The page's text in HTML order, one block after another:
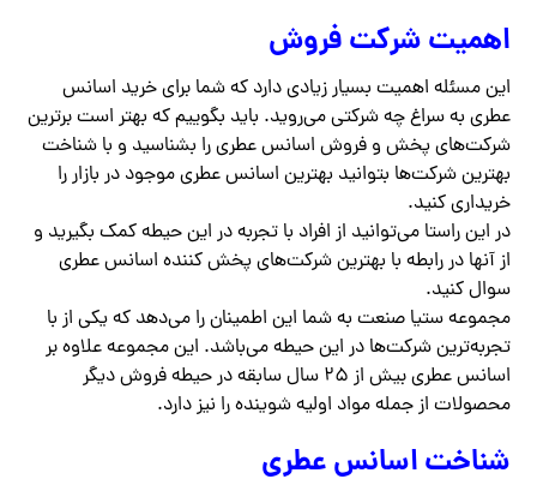
اهمیت شرکت فروش
این مسئله اهمیت بسیار زیادی دارد که شما برای خرید اسانس
عطری به سراغ چه شرکتی می‌روید. باید بگوییم که بهتر است برترین
شرکت‌های پخش و فروش اسانس عطری را بشناسید و با شناخت
بهترین شرکت‌ها بتوانید بهترین اسانس عطری موجود در بازار را
خریداری کنید.
در این راستا می‌توانید از افراد با تجربه در این حیطه کمک بگیرید و
از آنها در رابطه با بهترین شرکت‌های پخش کننده اسانس عطری
سوال کنید.
مجموعه ستیا صنعت به شما این اطمینان را می‌دهد که یکی از با
تجربه‌ترین شرکت‌ها در این حیطه می‌باشد. این مجموعه علاوه بر
اسانس عطری بیش از ۲۵ سال سابقه در حیطه فروش دیگر
محصولات از جمله مواد اولیه شوینده را نیز دارد.
شناخت اسانس عطری